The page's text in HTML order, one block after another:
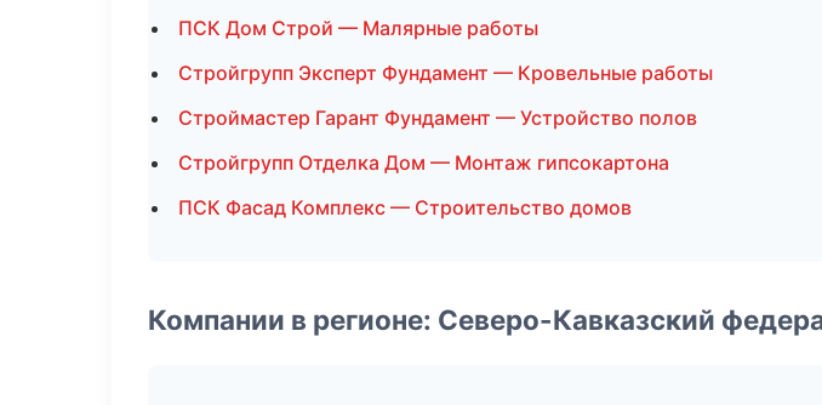
ПСК Дом Строй — Малярные работы
Стройгрупп Эксперт Фундамент — Кровельные работы
Строймастер Гарант Фундамент — Устройство полов
Стройгрупп Отделка Дом — Монтаж гипсокартона
ПСК Фасад Комплекс — Строительство домов
Компании в регионе: Северо-Кавказский